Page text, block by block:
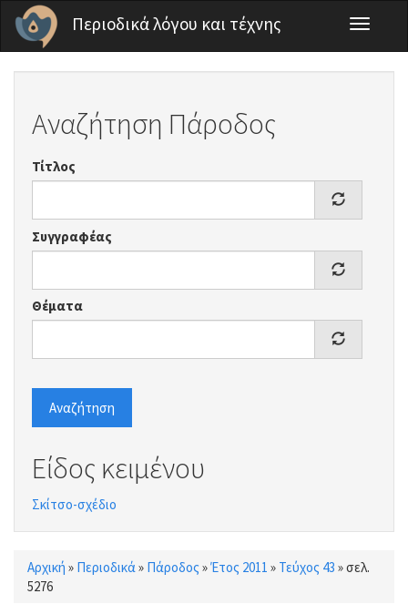
Παράκαμψη προς το κυρίως περιεχόμενο
Περιοδικά λόγου και τέχνης
Toggle
Αναζήτηση Πάροδος
Τίτλος
Συγγραφέας
Θέματα
Αναζήτηση
Είδος κειμένου
Σκίτσο-σχέδιο
Είστε εδώ
Αρχική » Περιοδικά » Πάροδος »Έτος 2011 » Τεύχος 43 »σελ.
5276